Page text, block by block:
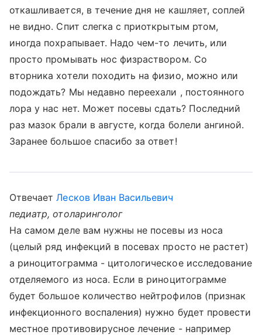
откашливается, в течение дня не кашляет, соплей
не видно. Спит слегка с приоткрытым ртом,
иногда похрапывает. Надо чем-то лечить, или
просто промывать нос физраствором. Со
вторника хотели походить на физио, можно или
подождать? Мы недавно переехали , постоянного
лора у нас нет. Может посевы сдать? Последний
раз мазок брали в августе, когда болели ангиной.
Заранее большое спасибо за ответ!
ОтвечаетЛесков Иван Васильевич
педиатр, отоларинголог
На самом деле вам нужны не посевы из носа
(целый ряд инфекций в посевах просто не растет)
а риноцитограмма - цитологическое исследование
отделяемого из носа. Если в риноцитограмме
будет большое количество нейтрофилов (признак
инфекционного воспаления) нужно будет провести
местное противовирусное лечение - например